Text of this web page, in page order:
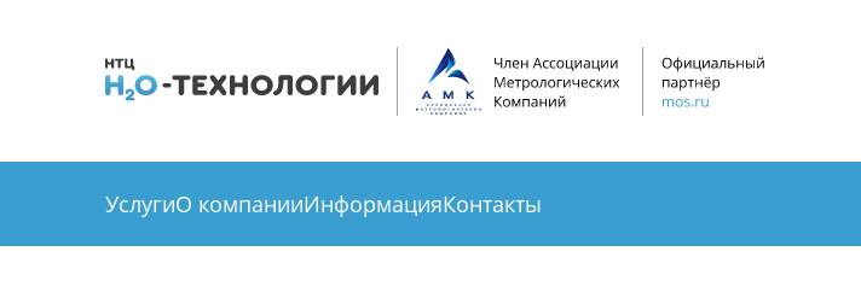
УслугиО компанииИнформацияКонтакты